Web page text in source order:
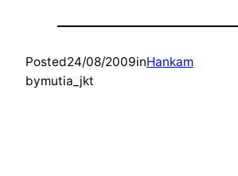
Posted24/08/2009inHankam
bymutia_jkt